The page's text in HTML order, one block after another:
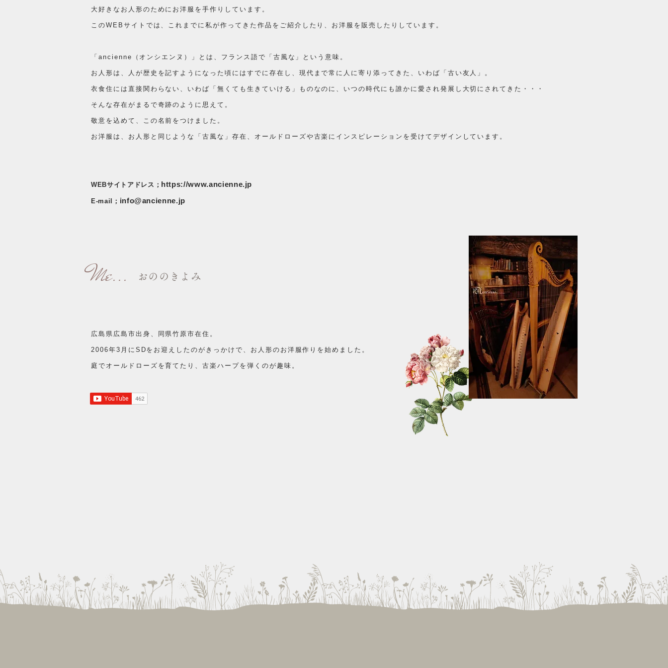
大好きなお人形のためにお洋服を手作りしています。
このWEBサイトでは、これまでに私が作ってきた作品をご紹介したり、お洋服を販売したりしています。
​「ancienne（オンシエンヌ）」とは、フランス語で「古風な」という意味。
お人形は、人が歴史を記すようになった頃にはすでに存在し、現代まで常に人に寄り添ってきた、いわば「古い友人」。
衣食住には直接関わらない、いわば「無くても生きていける」ものなのに、いつの時代にも誰かに愛され発展し大切にされてきた・・・
そんな存在がまるで奇跡のように思えて。
敬意を込めて、この名前をつけました。
お洋服は、お人形と同じような「古風な」存在、オールドローズや古楽にインスピレーションを受けてデザインしています。
WEBサイトアドレス； https://www.ancienne.jp
E-mail； info@ancienne.jp
広島県広島市出身、同県竹原市在住。
2006年3月にSDをお迎えしたのがきっかけで、お人形のお洋服作りを始めました。
​庭でオールドローズを育てたり、古楽ハープを弾くのが趣味。
Me... おののきよみ